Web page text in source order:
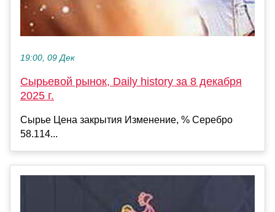
19:00, 09 Дек
Сырьевой рынок, Daily history за 8 декабря
2025 г.
Сырье Цена закрытия Изменение, % Серебро
58.114...